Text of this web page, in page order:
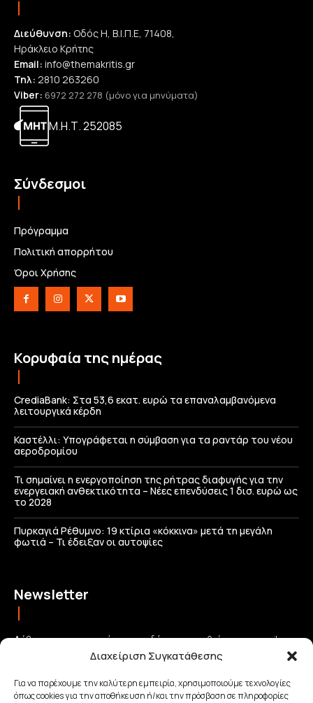
Διαχείριση Συγκατάθεσης
Για να παρέχουμε την καλύτερη εμπειρία, χρησιμοποιούμε τεχνολογίες
όπως cookies για την αποθήκευση ή/και την πρόσβαση σε πληροφορίες
Διεύθυνση: Οδός Η, Β.Ι.Π.Ε, 71408,
Ηράκλειο Κρήτης
Email: info@themakritis.gr
Τηλ: 2810 263260
Viber: 6972 272 278 (μόνο για μηνύματα)
Μ.Η.Τ. 252085
Σύνδεσμοι
Πρόγραμμα
Πολιτική απορρήτου
Όροι Χρήσης
Κορυφαία της ημέρας
CrediaBank: Στα 53,6 εκατ. ευρώ τα επαναλαμβανόμενα
λειτουργικά κέρδη
Καστέλλι: Υπογράφεται η σύμβαση για τα ραντάρ του νέου
αεροδρομίου
Τι σημαίνει η ενεργοποίηση της ρήτρας διαφυγής για την
ενεργειακή ανθεκτικότητα – Νέες επενδύσεις 1 δισ. ευρώ ως
το 2028
Πυρκαγιά Ρέθυμνο: 19 κτίρια «κόκκινα» μετά τη μεγάλη
φωτιά – Τι έδειξαν οι αυτοψίες
Newsletter
Λάβετε τις σημαντικότερες ειδήσεις απευθείας στο email σας
και μείνετε πάντα συνδεδεμένοι με την Κρήτη!